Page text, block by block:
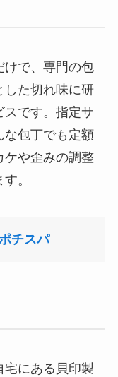
けで、専門の包
した切れ味に研
スです。指定サ
な包丁でも定額
ケや歪みの調整
。
チスパ
宅にある貝印製